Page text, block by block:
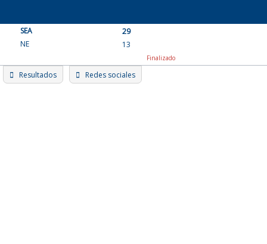
content
SEA
29
NE
13
Finalizado
Resultados Redes sociales